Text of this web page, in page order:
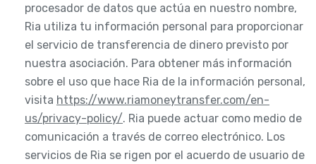
procesador de datos que actúa en nuestro nombre,
Ria utiliza tu información personal para proporcionar
el servicio de transferencia de dinero previsto por
nuestra asociación. Para obtener más información
sobre el uso que hace Ria de la información personal,
visita https://www.riamoneytransfer.com/en-
us/privacy-policy/. Ria puede actuar como medio de
comunicación a través de correo electrónico. Los
servicios de Ria se rigen por el acuerdo de usuario de